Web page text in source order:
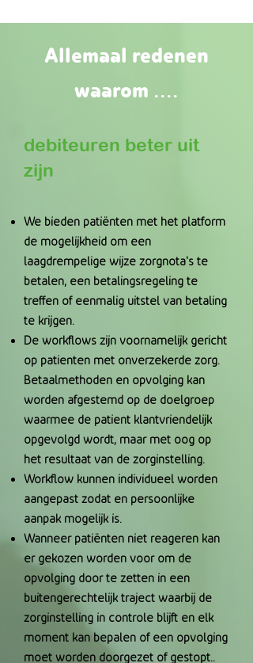
Allemaal redenen
waarom ....
debiteuren beter uit
zijn
We bieden patiënten met het platform
de mogelijkheid om een
laagdrempelige wijze zorgnota's te
betalen, een betalingsregeling te
treffen of eenmalig uitstel van betaling
te krijgen.
De workflows zijn voornamelijk gericht
op patienten met onverzekerde zorg.
Betaalmethoden en opvolging kan
worden afgestemd op de doelgroep
waarmee de patient klantvriendelijk
opgevolgd wordt, maar met oog op
het resultaat van de zorginstelling.
Workflow kunnen individueel worden
aangepast zodat en persoonlijke
aanpak mogelijk is.
Wanneer patiënten niet reageren kan
er gekozen worden voor om de
opvolging door te zetten in een
buitengerechtelijk traject waarbij de
zorginstelling in controle blijft en elk
moment kan bepalen of een opvolging
moet worden doorgezet of gestopt..